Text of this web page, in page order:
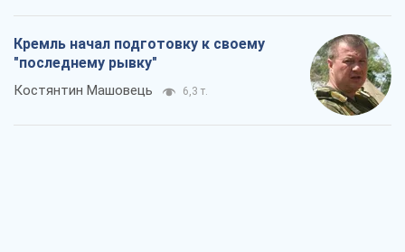
Кремль начал подготовку к своему
"последнему рывку"
Костянтин Машовець 6,3 т.